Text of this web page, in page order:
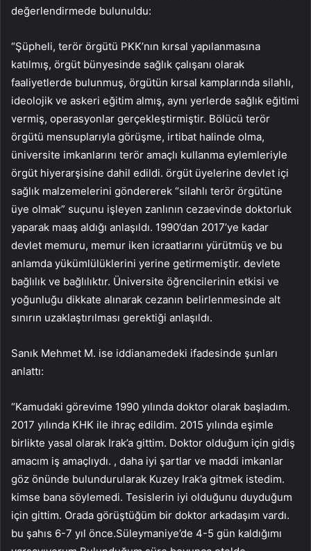
değerlendirmede bulunuldu:
“Şüpheli, terör örgütü PKK’nın kırsal yapılanmasına
katılmış, örgüt bünyesinde sağlık çalışanı olarak
faaliyetlerde bulunmuş, örgütün kırsal kamplarında silahlı,
ideolojik ve askeri eğitim almış, aynı yerlerde sağlık eğitimi
vermiş, operasyonlar gerçekleştirmiştir. Bölücü terör
örgütü mensuplarıyla görüşme, irtibat halinde olma,
üniversite imkanlarını terör amaçlı kullanma eylemleriyle
örgüt hiyerarşisine dahil edildi. örgüt üyelerine devlet içi
sağlık malzemelerini göndererek “silahlı terör örgütüne
üye olmak” suçunu işleyen zanlının cezaevinde doktorluk
yaparak maaş aldığı anlaşıldı. 1990’dan 2017’ye kadar
devlet memuru, memur iken icraatlarını yürütmüş ve bu
anlamda yükümlülüklerini yerine getirmemiştir. devlete
bağlılık ve bağlılıktır. Üniversite öğrencilerinin etkisi ve
yoğunluğu dikkate alınarak cezanın belirlenmesinde alt
sınırın uzaklaştırılması gerektiği anlaşıldı.
Sanık Mehmet M. ise iddianamedeki ifadesinde şunları
anlattı:
“Kamudaki görevime 1990 yılında doktor olarak başladım.
2017 yılında KHK ile ihraç edildim. 2015 yılında eşimle
birlikte yasal olarak Irak’a gittim. Doktor olduğum için gidiş
amacım iş amaçlıydı. , daha iyi şartlar ve maddi imkanlar
göz önünde bulundurularak Kuzey Irak’a gitmek istedim.
kimse bana söylemedi. Tesislerin iyi olduğunu duyduğum
için gittim. Orada görüştüğüm bir doktor arkadaşım vardı.
bu şahıs 6-7 yıl önce.Süleymaniye’de 4-5 gün kaldığımı